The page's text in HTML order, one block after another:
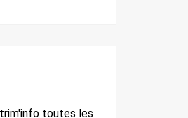
toutes les